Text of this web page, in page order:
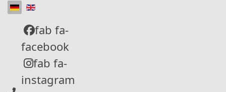
Sprache auswählen
fab fa-
facebook
fab fa-
instagram